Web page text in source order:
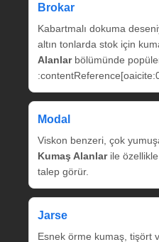
Brokar
Kabartmalı dokuma
altın tonlarda stok için
Alanlarbölümünde
Modal
Viskon benzeri, çok
Kumaş Alanlarile
talep görür.
Jarse
Esnek örme kumaş, tişört